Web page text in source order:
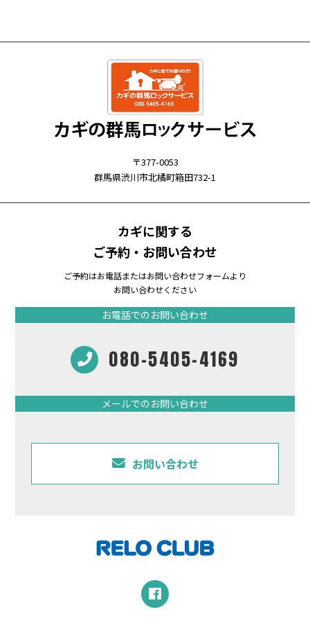
〒377-0053
群馬県渋川市北橘町箱田732-1
カギに関する
ご予約・お問い合わせ
ご予約はお電話またはお問い合わせフォームより
お問い合わせください
お電話でのお問い合わせ
080-5405-4169
メールでのお問い合わせ
お問い合わせ